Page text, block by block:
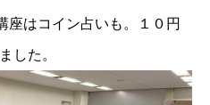
はコイン占いも。１０円
した。